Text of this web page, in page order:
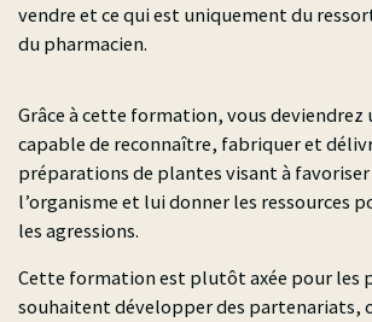
vendre et ce qui est uniquement du
du pharmacien.
Grâce à cette formation, vous deviendrez
capable de reconnaître, fabriquer et
préparations de plantes visant à favoriser
l’organisme et lui donner les ressources
les agressions.
Cette formation est plutôt axée pour les
souhaitent développer des partenariats,